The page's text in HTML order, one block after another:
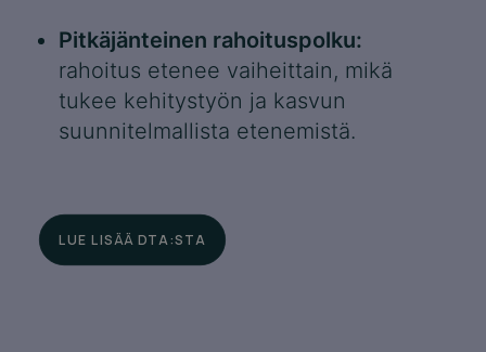
Pitkäjänteinen rahoituspolku:
rahoitus etenee vaiheittain, mikä
tukee kehitystyön ja kasvun
suunnitelmallista etenemistä.
LUE LISÄÄ DTA:STA